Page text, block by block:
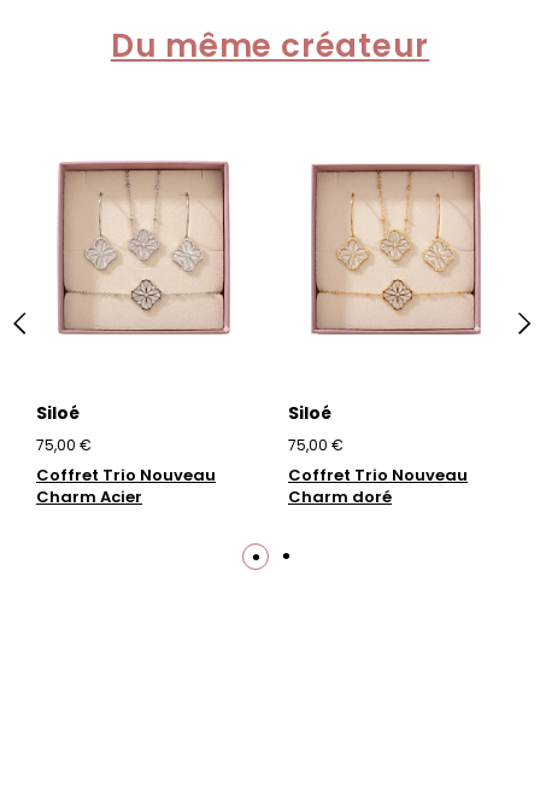
Du même créateur
Siloé
75,00 €
Coffret Trio Nouveau
Charm Acier
Siloé
75,00 €
Coffret Trio Nouveau
Charm doré